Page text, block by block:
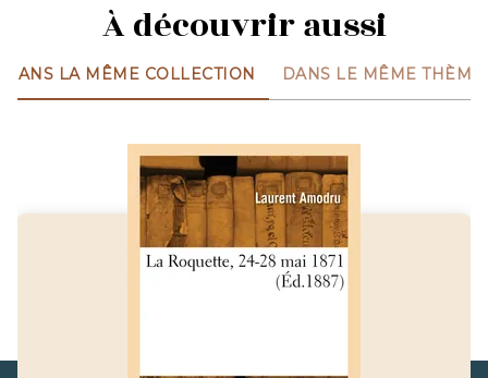
À découvrir aussi
DANS LA MÊME COLLECTION DANS LE MÊME THÈME